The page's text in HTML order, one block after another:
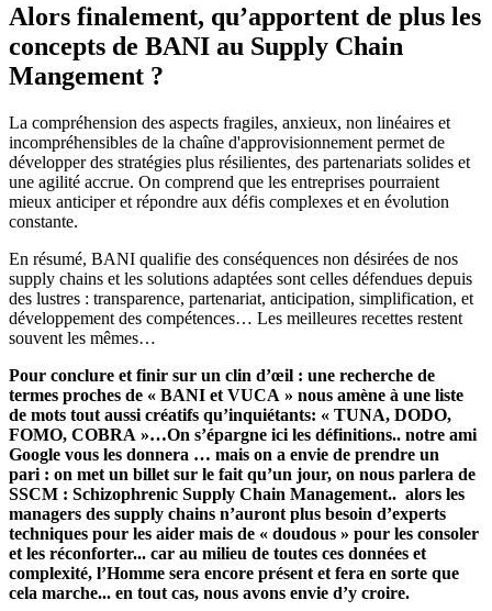
Alors finalement, qu’apportent de plus les
concepts de BANI au Supply Chain
Mangement ?
La compréhension des aspects fragiles, anxieux, non linéaires et
incompréhensibles de la chaîne d'approvisionnement permet de
développer des stratégies plus résilientes, des partenariats solides et
une agilité accrue. On comprend que les entreprises pourraient
mieux anticiper et répondre aux défis complexes et en évolution
constante.
En résumé, BANI qualifie des conséquences non désirées de nos
supply chains et les solutions adaptées sont celles défendues depuis
des lustres : transparence, partenariat, anticipation, simplification, et
développement des compétences… Les meilleures recettes restent
souvent les mêmes…
Pour conclure et finir sur un clin d’œil : une recherche de
termes proches de « BANI et VUCA » nous amène à une liste
de mots tout aussi créatifs qu’inquiétants: « TUNA, DODO,
FOMO, COBRA »…On s’épargne ici les définitions.. notre ami
Google vous les donnera … mais on a envie de prendre un
pari : on met un billet sur le fait qu’un jour, on nous parlera de
SSCM : Schizophrenic Supply Chain Management.. alors les
managers des supply chains n’auront plus besoin d’experts
techniques pour les aider mais de « doudous » pour les consoler
et les réconforter... car au milieu de toutes ces données et
complexité, l’Homme sera encore présent et fera en sorte que
cela marche... en tout cas, nous avons envie d’y croire.